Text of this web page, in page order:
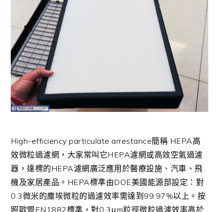
High-efficiency particulate arrestance簡稱 HEPA高
效微粒過濾網，大家常叫它HEPA濾網或高效空氣過濾
器，達標的HEPA濾網廣泛應用於醫療設施、汽車、飛
機及家居產品。HEPA標準由DOE美國能源部設定：對
0.3微米的塵埃微粒的過濾效率需達到99.97%以上。按
照歐盟EN1882標準，對0.3μm粒徑微粒過濾效率高於